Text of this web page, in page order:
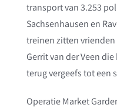
transport van 3.253
Sachsenhausen en
treinen zitten
Gerrit van der Veen
terug vergeefs tot een
Operatie Market